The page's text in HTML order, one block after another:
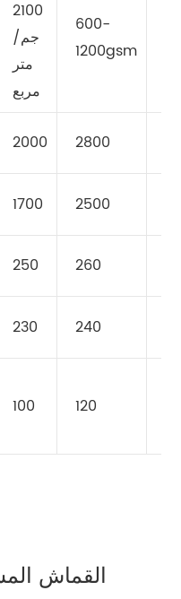
2100
جم/
متر
مربع
600-
1200gsm
2000 2800
1700 2500
250 260
230 240
100 120